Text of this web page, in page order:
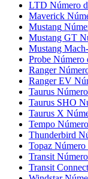
LTD Número
Maverick
Mustang
Mustang GT
Mustang
Probe Número
Ranger
Ranger EV
Taurus
Taurus SHO
Taurus X
Tempo
Thunderbird
Topaz Número
Transit
Transit Connect